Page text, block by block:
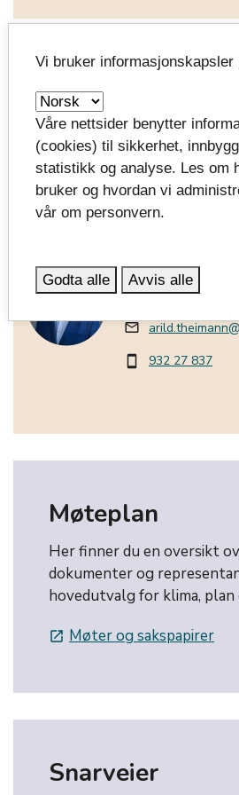
Per-Asbjørn
mail_outline
smartphone 957 45 114
Arild Theimann
opposisjonsleder og
mail_outline
smartphone 932 27 837
Møteplan
Her finner du en oversikt
dokumenter og
hovedutvalg for klima, plan
launch Møter og sakspapirer
Snarveier
Vi bruker informasjonskapsler
Våre nettsider benytter
(cookies) til sikkerhet,
statistikk og analyse. Les om
bruker og hvordan vi
vår om personvern.
Godta alle Avvis alle